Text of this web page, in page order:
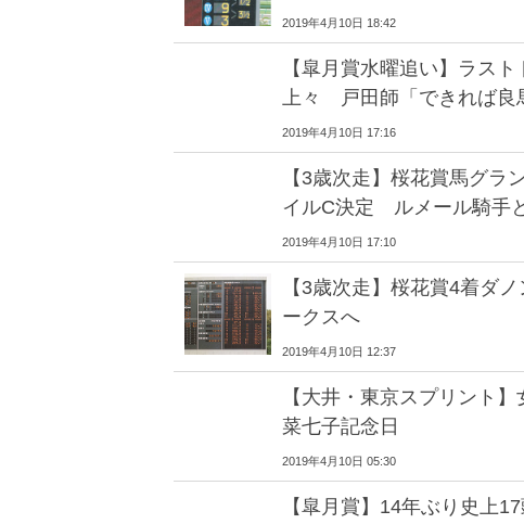
2019年4月10日 18:42
【皐月賞水曜追い】ラス
上々 戸田師「できれば良
2019年4月10日 17:16
【3歳次走】桜花賞馬グラ
イルC決定 ルメール騎手
2019年4月10日 17:10
【3歳次走】桜花賞4着ダ
ークスへ
2019年4月10日 12:37
【大井・東京スプリント
菜七子記念日
2019年4月10日 05:30
【皐月賞】14年ぶり史上